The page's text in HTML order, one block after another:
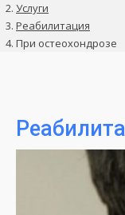
Услуги
Реабилитация
При остеохондрозе